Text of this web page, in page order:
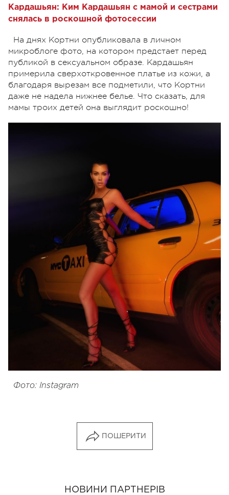
Кардашьян: Ким Кардашьян с мамой и сестрами
снялась в роскошной фотосессии
На днях Кортни опубликовала в личном
микроблоге фото, на котором предстает перед
публикой в сексуальном образе. Кардашьян
примерила сверхоткровенное платье из кожи, а
благодаря вырезам все подметили, что Кортни
даже не надела нижнее белье. Что сказать, для
мамы троих детей она выглядит роскошно!
Фото: Instagram
ПОШЕРИТИ
НОВИНИ ПАРТНЕРІВ